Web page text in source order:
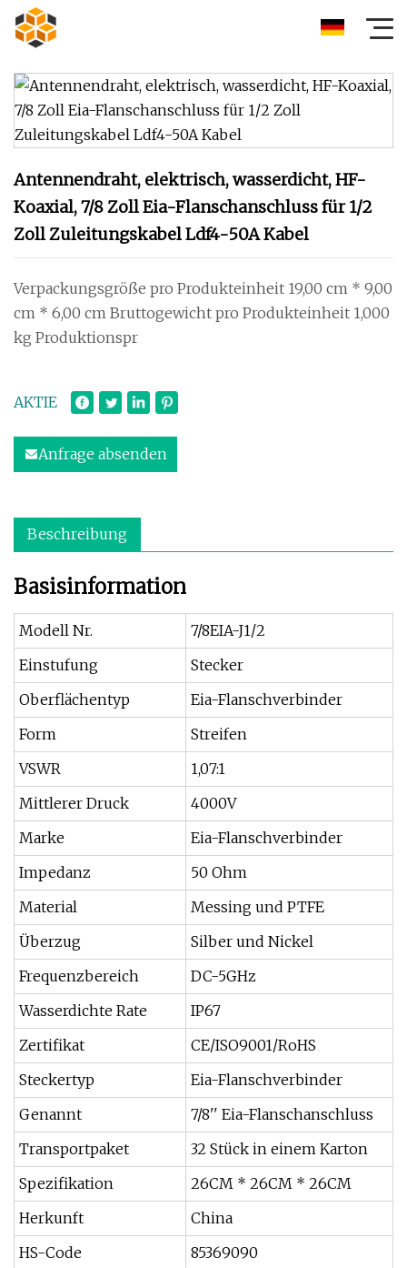
Antennendraht, elektrisch, wasserdicht, HF-
Koaxial, 7/8 Zoll Eia-Flanschanschluss für 1/2
Zoll Zuleitungskabel Ldf4-50A Kabel
Verpackungsgröße pro Produkteinheit 19,00 cm * 9,00
cm * 6,00 cm Bruttogewicht pro Produkteinheit 1,000
kg Produktionspr
AKTIE
Anfrage absenden
Beschreibung
Basisinformation
Modell Nr.
7/8EIA-J1/2
Einstufung
Stecker
Oberflächentyp
Eia-Flanschverbinder
Form
Streifen
VSWR
1,07:1
Mittlerer Druck
4000V
Marke
Eia-Flanschverbinder
Impedanz
50 Ohm
Material
Messing und PTFE
Überzug
Silber und Nickel
Frequenzbereich
DC-5GHz
Wasserdichte Rate
IP67
Zertifikat
CE/ISO9001/RoHS
Steckertyp
Eia-Flanschverbinder
Genannt
7/8'' Eia-Flanschanschluss
Transportpaket
32 Stück in einem Karton
Spezifikation
26CM * 26CM * 26CM
Herkunft
China
HS-Code
85369090